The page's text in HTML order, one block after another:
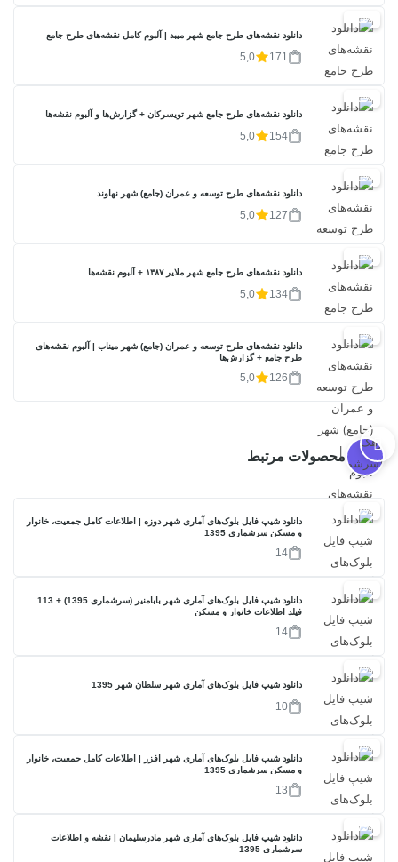
20%
دانلود نقشه‌های طرح جامع شهر میبد | آلبوم کامل نقشه‌های طرح جامع
171
5,0
20%
دانلود نقشه‌های طرح جامع شهر تویسرکان + گزارش‌ها و آلبوم نقشه‌ها
154
5,0
20%
دانلود نقشه‌های طرح توسعه و عمران (جامع) شهر نهاوند
127
5,0
20%
دانلود نقشه‌های طرح جامع شهر ملایر ۱۳۸۷ + آلبوم نقشه‌ها
134
5,0
20%
دانلود نقشه‌های طرح توسعه و عمران (جامع) شهر میناب | آلبوم نقشه‌های
طرح جامع + گزارش‌ها
126
5,0
محصولات مرتبط
17%
دانلود شیپ فایل بلوک‌های آماری شهر دوزه | اطلاعات کامل جمعیت، خانوار
و مسکن سرشماری 1395
14
17%
دانلود شیپ فایل بلوک‌های آماری شهر بابامنیر (سرشماری 1395) + 113
فیلد اطلاعات خانوار و مسکن
14
17%
دانلود شیپ فایل بلوک‌های آماری شهر سلطان شهر 1395
10
17%
دانلود شیپ فایل بلوک‌های آماری شهر افزر | اطلاعات کامل جمعیت، خانوار
و مسکن سرشماری 1395
13
17%
دانلود شیپ فایل بلوک‌های آماری شهر مادرسلیمان | نقشه و اطلاعات
سرشماری 1395